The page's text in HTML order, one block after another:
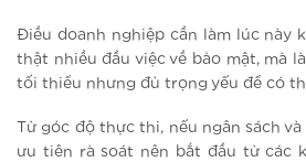
Điều doanh nghiệp cần làm lúc này
thật nhiều đầu việc về bảo mật, mà
tối thiểu nhưng đủ trọng yếu để có
Từ góc độ thực thi, nếu ngân sách
ưu tiên rà soát nên bắt đầu từ các